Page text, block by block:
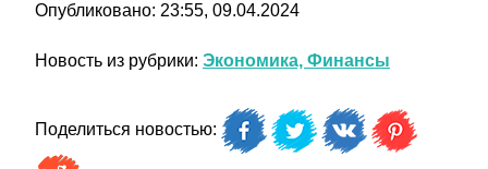
Опубликовано: 23:55, 09.04.2024
Новость из рубрики: Экономика, Финансы
Поделиться новостью: